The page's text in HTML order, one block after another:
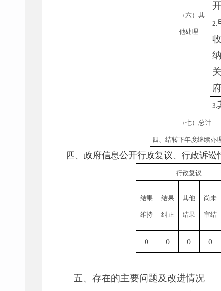
（六）其
他处理
2.
3.
（七）总计
四、结转下年度继续办
四、政府信息公开行政复议、行政诉讼
行政复议
结果
维持
结果
纠正
其他
结果
尚未
审结
0 0 0 0
五、存在的主要问题及改进情况